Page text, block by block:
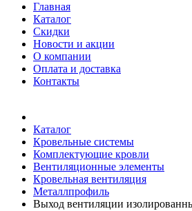
Главная
Каталог
Скидки
Новости и акции
О компании
Оплата и доставка
Контакты
Каталог
Кровельные системы
Комплектующие кровли
Вентиляционные элементы
Кровельная вентиляция
Металлпрофиль
Выход вентиляции